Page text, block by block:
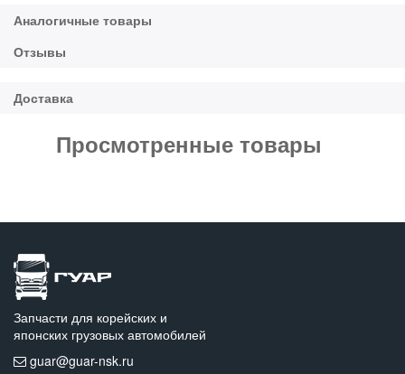
Просмотренные товары
Запчасти для корейских и
японских грузовых автомобилей
guar@guar-nsk.ru